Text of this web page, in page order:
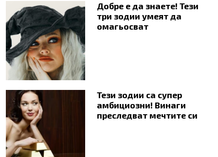
Добре е да знаете! Тези
три зодии умеят да
омагьосват
Тези зодии са супер
амбициозни! Винаги
преследват мечтите си